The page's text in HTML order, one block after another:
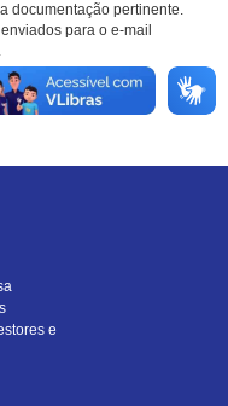
documentação pertinente.
para o e-mail
.
e